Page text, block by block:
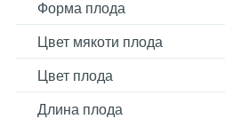
Форма плода
Цвет мякоти плода
Цвет плода
Длина плода